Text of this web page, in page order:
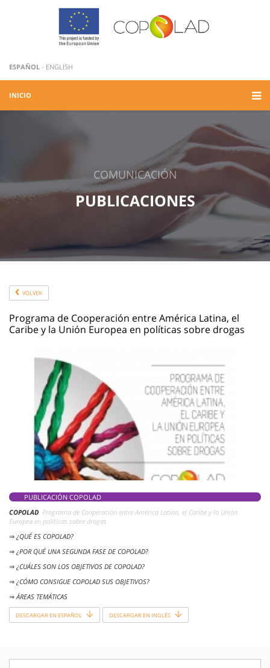
ESPAÑOL - ENGLISH
INICIO
COMUNICACIÓN
PUBLICACIONES
VOLVER
Programa de Cooperación entre América Latina, el
Caribe y la Unión Europea en políticas sobre drogas
PUBLICACIÓN COPOLAD
COPOLAD. Programa de Cooperación entre América Latina, el Caribe y la Unión
Europea en políticas sobre drogas
⇒ ¿QUÉ ES COPOLAD?
⇒ ​ ¿POR QUÉ UNA SEGUNDA FASE DE COPOLAD?
⇒ ​ ¿CUÁLES SON LOS OBJETIVOS DE COPOLAD?
⇒ ​ ¿CÓMO CONSIGUE COPOLAD SUS OBJETIVOS?
⇒ ​ÁREAS TEMÁTICAS
DESCARGAR EN ESPAÑOL DESCARGAR EN INGLÉS